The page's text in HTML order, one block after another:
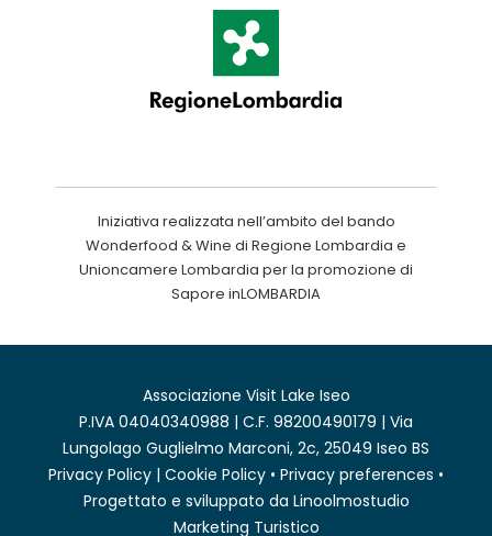
Iniziativa realizzata nell’ambito del bando
Wonderfood & Wine di Regione Lombardia e
Unioncamere Lombardia per la promozione di
Sapore inLOMBARDIA
Associazione Visit Lake Iseo
P.IVA 04040340988 | C.F. 98200490179 | Via
Lungolago Guglielmo Marconi, 2c, 25049 Iseo BS
Privacy Policy | Cookie Policy • Privacy preferences •
Progettato e sviluppato da Linoolmostudio
Marketing Turistico